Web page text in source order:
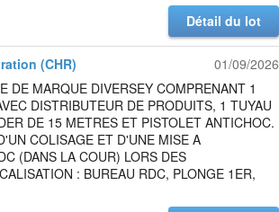
Détail du lot
(CHR) 01/09/2026
DE MARQUE DIVERSEY COMPRENANT 1
DISTRIBUTEUR DE PRODUITS, 1 TUYAU
DE 15 METRES ET PISTOLET ANTICHOC.
COLISAGE ET D'UNE MISE A
(DANS LA COUR) LORS DES
: BUREAU RDC, PLONGE 1ER,